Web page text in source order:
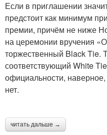
Если в приглашении
предстоит как минимум
премии, причём не ниже
на церемонии вручения
торжественный Black Tie.
соответствующий White
официальности, наверное,
нет.
читать дальше →